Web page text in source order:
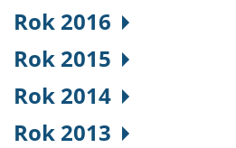
Rok 2016
Rok 2015
Rok 2014
Rok 2013